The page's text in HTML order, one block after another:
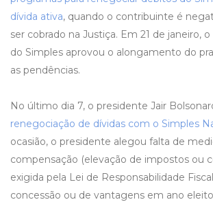
dívida ativa, quando o contribuinte é
ser cobrado na Justiça. Em 21 de janeiro,
do Simples aprovou o alongamento do
as pendências.
No último dia 7, o presidente Jair
renegociação de dívidas com o Simples
ocasião, o presidente alegou falta de
compensação (elevação de impostos ou
exigida pela Lei de Responsabilidade
concessão ou de vantagens em ano